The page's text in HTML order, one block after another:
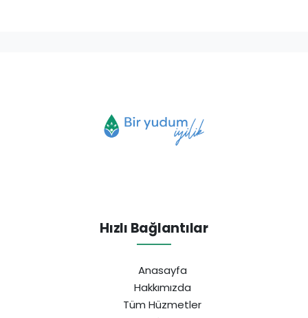
Hızlı Bağlantılar
Anasayfa
Hakkımızda
Tüm Hüzmetler